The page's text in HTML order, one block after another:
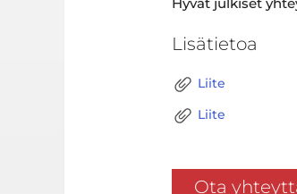
Lisätietoa
Liite
Liite
Ota